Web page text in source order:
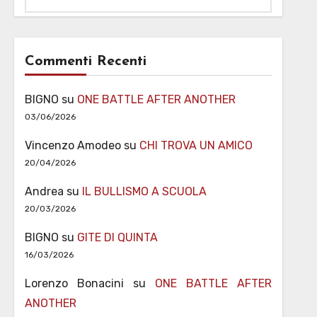
Commenti Recenti
BIGNO su ONE BATTLE AFTER ANOTHER
03/06/2026
Vincenzo Amodeosu CHI TROVA UN AMICO
20/04/2026
Andrea su IL BULLISMO A SCUOLA
20/03/2026
BIGNO su GITE DI QUINTA
16/03/2026
Lorenzo Bonacini su ONE BATTLE AFTER
ANOTHER